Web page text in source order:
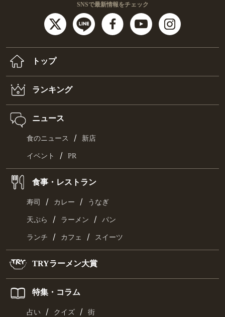
SNSで最新情報をチェック
トップ
ランキング
ニュース
食のニュース / 新店
イベント / PR
食事・レストラン
寿司 / カレー / うなぎ
天ぷら / ラーメン / パン
ランチ / カフェ / スイーツ
TRYラーメン大賞
特集・コラム
占い / クイズ / 街